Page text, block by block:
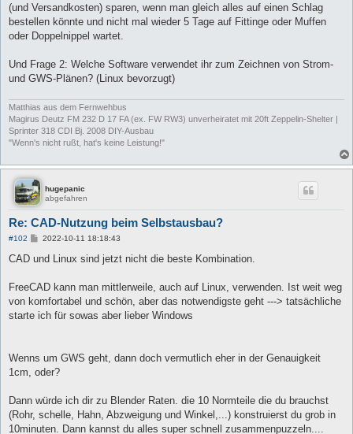
(und Versandkosten) sparen, wenn man gleich alles auf einen Schlag
bestellen könnte und nicht mal wieder 5 Tage auf Fittinge oder Muffen
oder Doppelnippel wartet.
Und Frage 2: Welche Software verwendet ihr zum Zeichnen von Strom-
und GWS-Plänen? (Linux bevorzugt)
Matthias aus dem Fernwehbus
Magirus Deutz FM 232 D 17 FA (ex. FW RW3) unverheiratet mit 20ft Zeppelin-Shelter |
Sprinter 318 CDI Bj. 2008 DIY-Ausbau
"Wenn's nicht rußt, hat's keine Leistung!"
hugepanic
abgefahren
Re: CAD-Nutzung beim Selbstausbau?
#102
B
i
a
2022-10-11 18:18:43
CAD und Linux sind jetzt nicht die beste Kombination.
FreeCAD kann man mittlerweile, auch auf Linux, verwenden. Ist weit weg
von komfortabel und schön, aber das notwendigste geht ---> tatsächliche
starte ich für sowas aber lieber Windows
Wenns um GWS geht, dann doch vermutlich eher in der Genauigkeit
1cm, oder?
Dann würde ich dir zu Blender Raten. die 10 Normteile die du brauchst
(Rohr, schelle, Hahn, Abzweigung und Winkel,...) konstruierst du grob in
10minuten. Dann kannst du alles super schnell zusammenpuzzeln....